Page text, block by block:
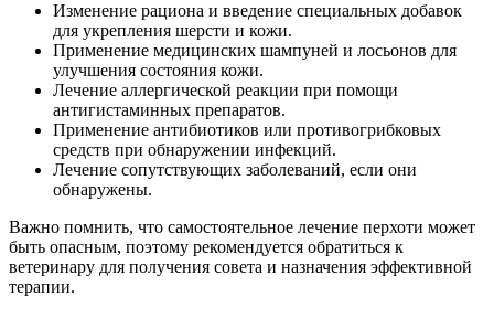
Изменение рациона и введение специальных добавок
для укрепления шерсти и кожи.
Применение медицинских шампуней и лосьонов для
улучшения состояния кожи.
Лечение аллергической реакции при помощи
антигистаминных препаратов.
Применение антибиотиков или противогрибковых
средств при обнаружении инфекций.
Лечение сопутствующих заболеваний, если они
обнаружены.
Важно помнить, что самостоятельное лечение перхоти может
быть опасным, поэтому рекомендуется обратиться к
ветеринару для получения совета и назначения эффективной
терапии.